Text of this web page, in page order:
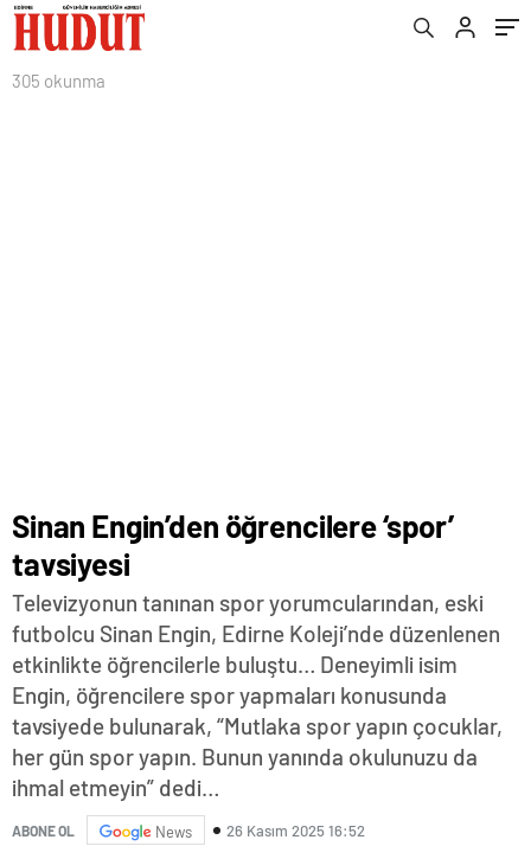
305 okunma
Sinan Engin’den öğrencilere ‘spor’
tavsiyesi
Televizyonun tanınan spor yorumcularından, eski
futbolcu Sinan Engin, Edirne Koleji’nde düzenlenen
etkinlikte öğrencilerle buluştu… Deneyimli isim
Engin, öğrencilere spor yapmaları konusunda
tavsiyede bulunarak, “Mutlaka spor yapın çocuklar,
her gün spor yapın. Bunun yanında okulunuzu da
ihmal etmeyin” dedi…
ABONE OL News 26 Kasım 2025 16:52